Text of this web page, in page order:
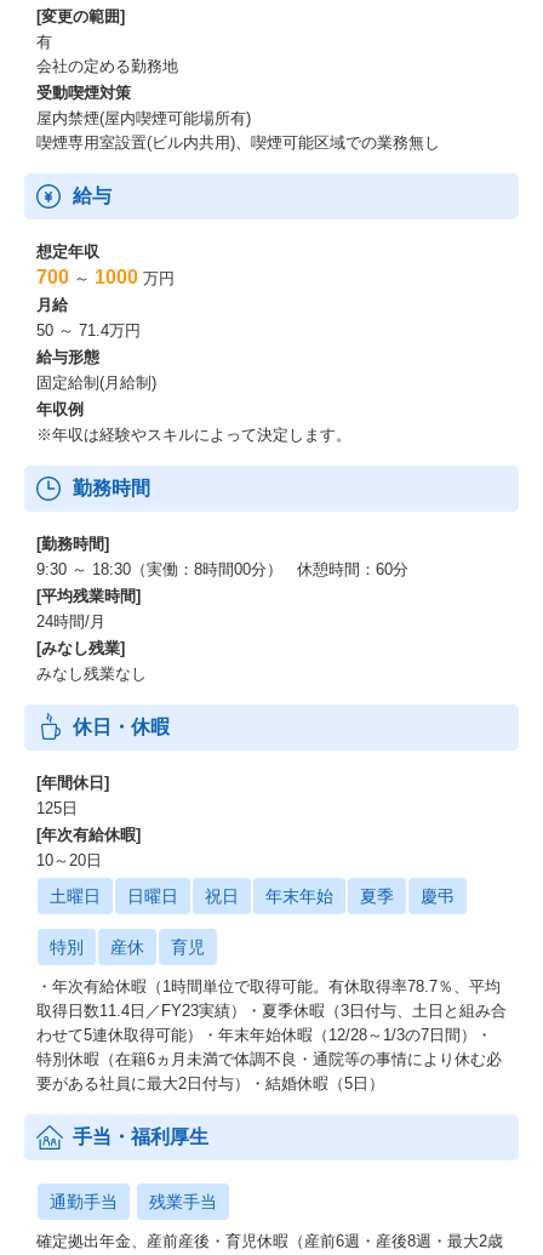
[変更の範囲]
有
会社の定める勤務地
受動喫煙対策
屋内禁煙(屋内喫煙可能場所有)
喫煙専用室設置(ビル内共用)、喫煙可能区域での業務無し
給与
想定年収
700 ～ 1000 万円
月給
50 ～ 71.4万円
給与形態
固定給制(月給制)
年収例
※年収は経験やスキルによって決定します。
勤務時間
[勤務時間]
9:30 ～ 18:30（実働：8時間00分） 休憩時間：60分
[平均残業時間]
24時間/月
[みなし残業]
みなし残業なし
休日・休暇
[年間休日]
125日
[年次有給休暇]
10～20日
土曜日 日曜日 祝日 年末年始 夏季 慶弔
特別 産休 育児
・年次有給休暇（1時間単位で取得可能。有休取得率78.7％、平均
取得日数11.4日／FY23実績）・夏季休暇（3日付与、土日と組み合
わせて5連休取得可能）・年末年始休暇（12/28～1/3の7日間）・
特別休暇（在籍6ヵ月未満で体調不良・通院等の事情により休む必
要がある社員に最大2日付与）・結婚休暇（5日）
手当・福利厚生
通勤手当 残業手当
確定拠出年金、産前産後・育児休暇（産前6週・産後8週・最大2歳